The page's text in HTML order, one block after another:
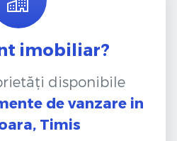
imobiliar?
disponibile
de vanzare in
Timis